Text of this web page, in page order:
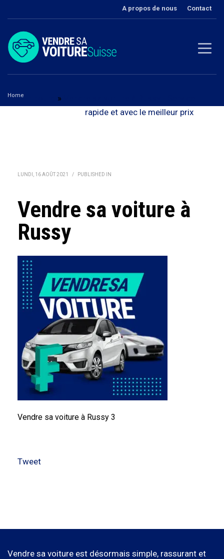
A propos de nous Contact
Home »
rapide et avec le meilleur prix
LUNDI, 16 AOÛT 2021 / PUBLISHED IN
Vendre sa voiture à
Russy
Vendre sa voiture à Russy 3
Tweet
Vendre sa voiture est désormais simple, rassurant et